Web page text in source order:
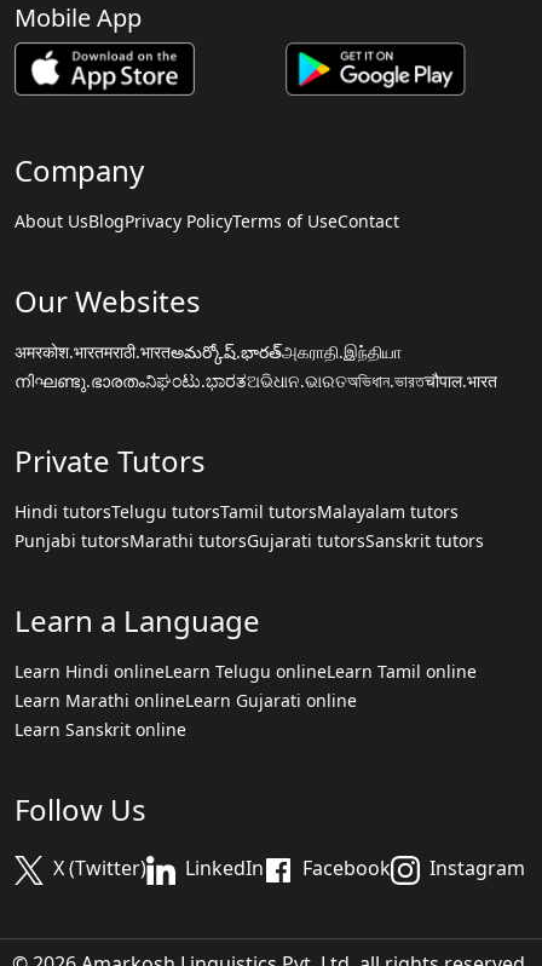
Mobile App
Company
About UsBlogPrivacy PolicyTerms of UseContact
Our Websites
अमरकोश.भारतमराठी.भारतఅమర్కోష్.భారత్அகராதி.இந்தியா
നിഘണ്ടു.ഭാരതംನಿಘಂಟು.ಭಾರತଅଭିଧାନ.ଭାରତঅভিধান.ভারতचौपाल.भारत
Private Tutors
Hindi tutorsTelugu tutorsTamil tutorsMalayalam tutors
Punjabi tutorsMarathi tutorsGujarati tutorsSanskrit tutors
Learn a Language
Learn Hindi onlineLearn Telugu onlineLearn Tamil online
Learn Marathi onlineLearn Gujarati online
Learn Sanskrit online
Follow Us
X (Twitter) LinkedIn Facebook Instagram